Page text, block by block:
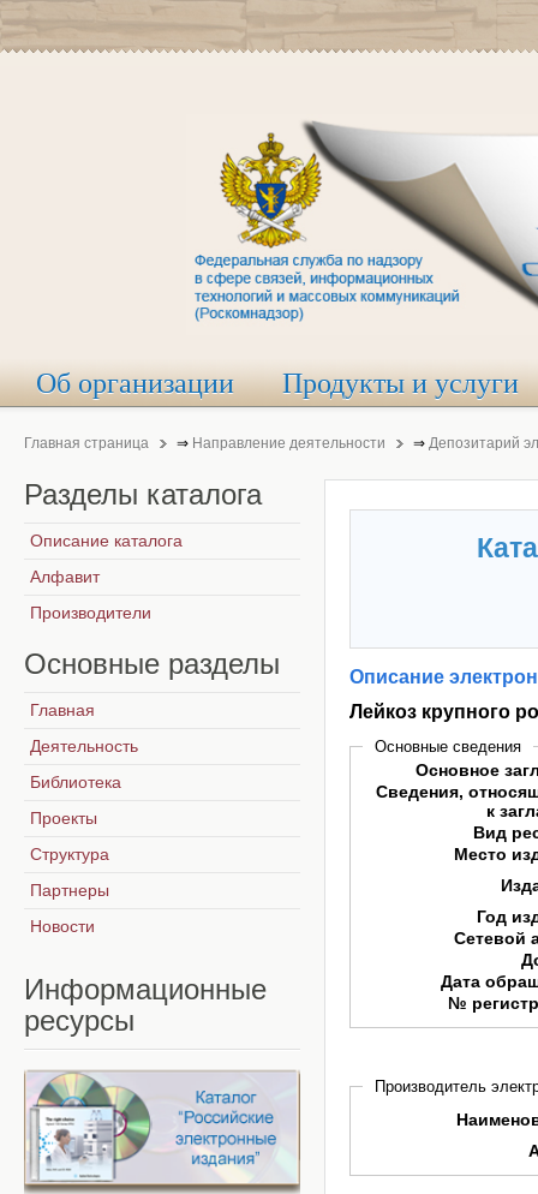
Об организации Продукты и услуги
Главная страница ⇒ Направление деятельности ⇒ Депозитарий
Описание
Лейкоз крупного
Основные сведения
Основное
Сведения,
к
Вид
Место
Год
Сетевой
Дата
№
Производитель
Разделы каталога
Описание каталога
Алфавит
Производители
Основные разделы
Главная
Деятельность
Библиотека
Проекты
Структура
Партнеры
Новости
Информационные
ресурсы